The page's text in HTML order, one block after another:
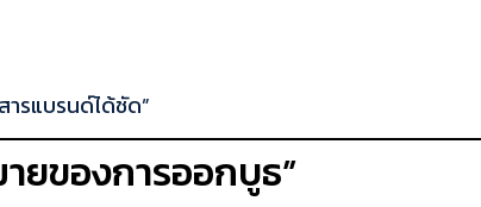
รแบรนด์ได้ชัด”
ยของการออกบูธ”